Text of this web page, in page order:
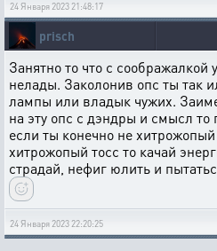
24 Января 2023 21:48:17
prisch
Занятно то что с соображалкой
нелады. Заколонив опс ты так
лампы или владык чужих.
на эту опс с дэндры и смысл то
если ты конечно не
хитрожопый тосс то качай
страдай, нефиг юлить и
24 Января 2023 22:20:25